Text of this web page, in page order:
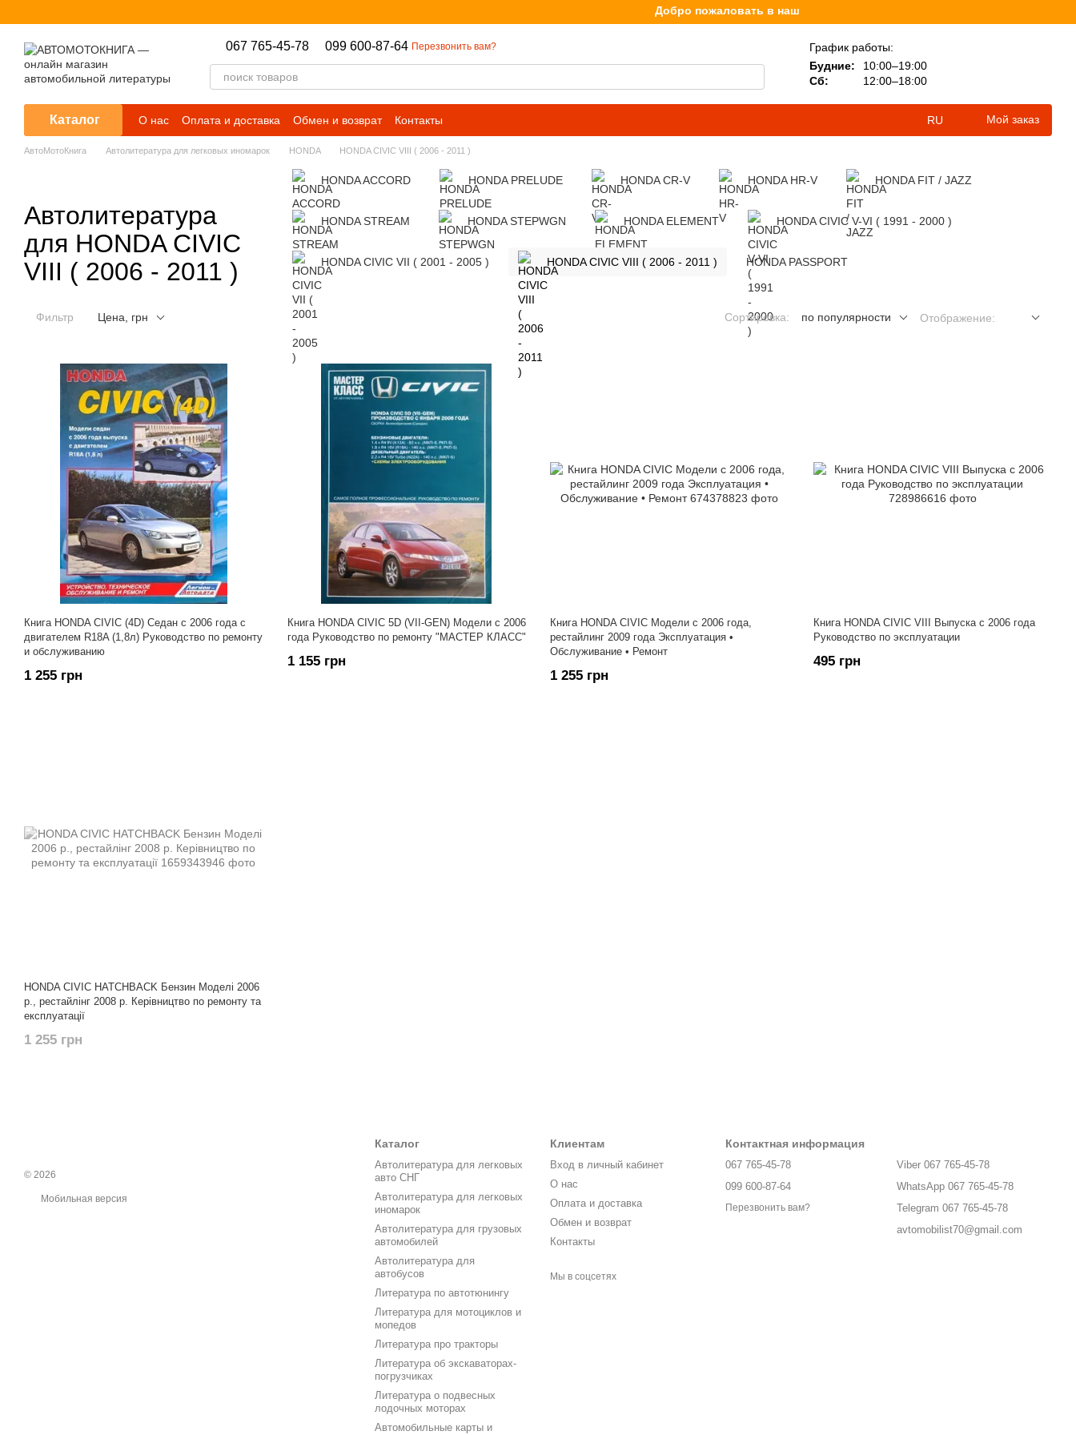
Добро пожаловать в наш интернет-магазин, посвященный продаже книг для
067 765-45-78 099 600-87-64 Перезвонить вам?
График работы:
Будние:
10:00–19:00
Сб:
12:00–18:00
Каталог О нас Оплата и доставка Обмен и возврат Контакты RU Мой заказ
АвтоМотоКнига Автолитература для легковых иномарок HONDA HONDA CIVIC VIII ( 2006 - 2011 )
Автолитература
для HONDA CIVIC
VIII ( 2006 - 2011 )
HONDA ACCORD HONDA PRELUDE HONDA CR-V HONDA HR-V HONDA FIT / JAZZ
HONDA STREAM HONDA STEPWGN HONDA ELEMENT HONDA CIVIC V-VI ( 1991 - 2000 )
HONDA CIVIC VII ( 2001 - 2005 ) HONDA CIVIC VIII ( 2006 - 2011 ) HONDA PASSPORT
Фильтр Цена, грн Сортировка: по популярности Отображение:
Книга HONDA CIVIC (4D) Седан с 2006 года с
двигателем R18A (1,8л) Руководство по ремонту
и обслуживанию
1 255 грн
Книга HONDA CIVIC 5D (VII-GEN) Модели с 2006
года Руководство по ремонту "МАСТЕР КЛАСС"
1 155 грн
Книга HONDA CIVIC Модели с 2006 года,
рестайлинг 2009 года Эксплуатация •
Обслуживание • Ремонт
1 255 грн
Книга HONDA CIVIC VIII Выпуска с 2006 года
Руководство по эксплуатации
495 грн
HONDA CIVIC HATCHBACK Бензин Моделі 2006
р., рестайлінг 2008 р. Керівництво по ремонту та
експлуатації
1 255 грн
© 2026
Мобильная версия
Каталог
Автолитература для легковых
авто СНГ
Автолитература для легковых
иномарок
Автолитература для грузовых
автомобилей
Автолитература для
автобусов
Литература по автотюнингу
Литература для мотоциклов и
мопедов
Литература про тракторы
Литература об экскаваторах-
погрузчиках
Литература о подвесных
лодочных моторах
Автомобильные карты и
Клиентам
Вход в личный кабинет
О нас
Оплата и доставка
Обмен и возврат
Контакты
Мы в соцсетях
Контактная информация
067 765-45-78
099 600-87-64
Перезвонить вам?
Viber 067 765-45-78
WhatsApp 067 765-45-78
Telegram 067 765-45-78
avtomobilist70@gmail.com